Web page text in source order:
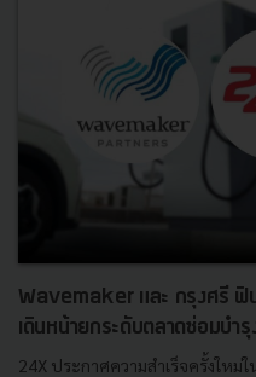
Wavemaker และ กรุงศรี ฟิ
เดินหน้ายกระดับตลาดซ่อมบำรุ
24X ประกาศความสำเร็จครั้งให